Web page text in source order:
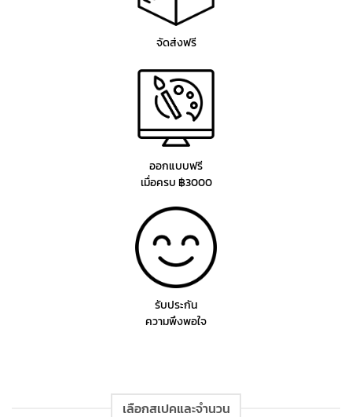
จัดส่งฟรี
ออกแบบฟรี
เมื่อครบ ฿3000
รับประกัน
ความพึงพอใจ
เลือกสเปคและจำนวน